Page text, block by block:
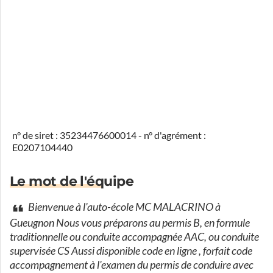
n° de siret : 35234476600014 - n° d'agrément :
E0207104440
Le mot de l'équipe
Bienvenue à l'auto-école MC MALACRINO à
Gueugnon Nous vous préparons au permis B, en formule
traditionnelle ou conduite accompagnée AAC, ou conduite
supervisée CS Aussi disponible code en ligne , forfait code
accompagnement à l'examen du permis de conduire avec